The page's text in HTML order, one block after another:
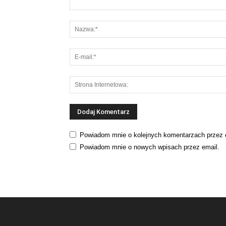
Powiadom mnie o kolejnych komentarzach przez
Powiadom mnie o nowych wpisach przez email.